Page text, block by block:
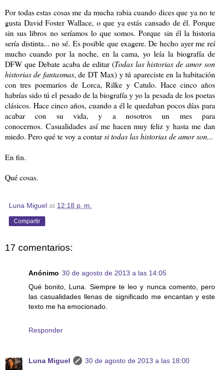
Por todas estas cosas me da mucha rabia cuando dices que ya no te
gusta David Foster Wallace, o que ya estás cansado de él. Porque
sin sus libros no seríamos lo que somos. Porque sin él la historia
sería distinta... no sé. Es posible que exagere. De hecho ayer me reí
mucho cuando por la noche, en la cama, yo leía la biografía de
DFW que Debate acaba de editar (Todas las historias de amor son
historias de fantasmas, de DT Max) y tú apareciste en la habitación
con tres poemarios de Lorca, Rilke y Catulo. Hace cinco años
habrías sido tú el pesado de la biografía y yo la pesada de los poetas
clásicos. Hace cinco años, cuando a él le quedaban pocos días para
acabar con su vida, y a nosotros un mes para
conocernos. Casualidades así me hacen muy feliz y hasta me dan
miedo. Pero qué te voy a contarsi todas las historias de amor son...
En fin.
Qué cosas.
Luna Miguel at 12:18 p. m.
Compartir
17 comentarios:
Anónimo 30 de agosto de 2013 a las 14:05
Qué bonito, Luna. Siempre te leo y nunca comento, pero
las casualidades llenas de significado me encantan y este
texto me ha emocionado.
Responder
Luna Miguel
30 de agosto de 2013 a las 18:00